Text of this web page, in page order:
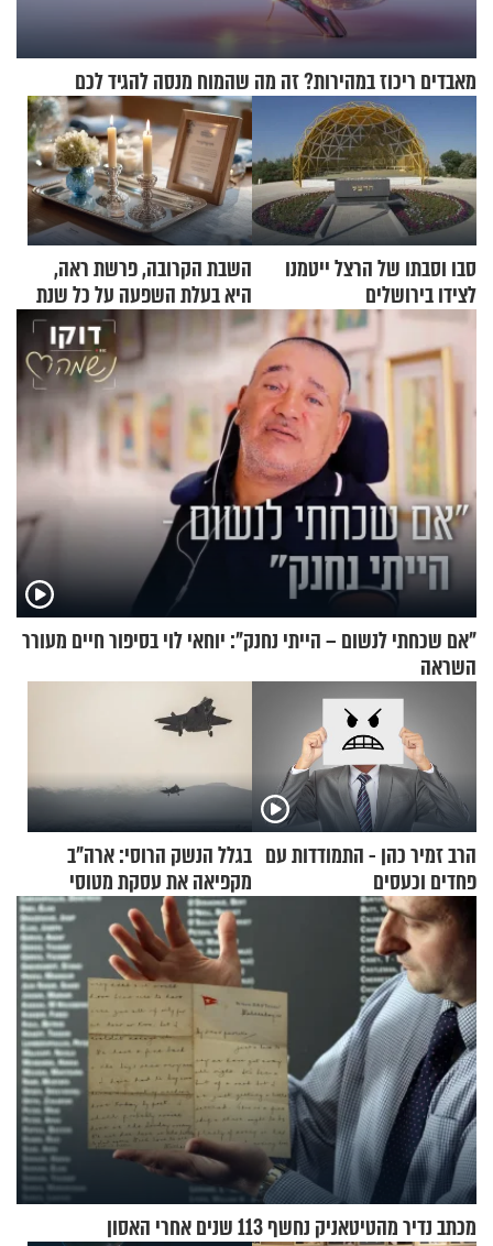
מאבדים ריכוז במהירות? זה מה שהמוח מנסה להגיד לכם
סבו וסבתו של הרצל ייטמנו
לצידו בירושלים
השבת הקרובה, פרשת ראה,
היא בעלת השפעה על כל שנת
תשפ"ז
"אם שכחתי לנשום – הייתי נחנק": יוחאי לוי בסיפור חיים מעורר
השראה
הרב זמיר כהן - התמודדות עם
פחדים וכעסים
בגלל הנשק הרוסי: ארה"ב
מקפיאה את עסקת מטוסי
הקרב לטורקיה
מכתב נדיר מהטיטאניק נחשף 113 שנים אחרי האסון